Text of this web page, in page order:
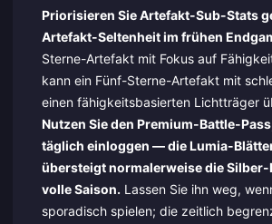
Priorisieren Sie Artefakt-Sub-Stats
Artefakt-Seltenheit im frühen
Sterne-Artefakt mit Fokus auf
kann ein Fünf-Sterne-Artefakt mit
einen fähigkeitsbasierten Lichtträger
Nutzen Sie den Premium-Battle-
täglich einloggen — die Lumia-
übersteigt normalerweise die Silber-
volle Saison. Lassen Sie ihn weg,
sporadisch spielen; die zeitlich